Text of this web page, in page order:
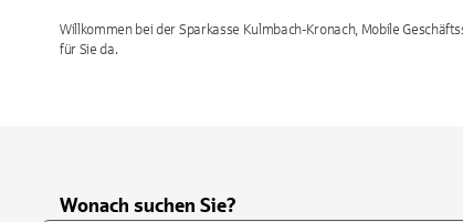
Willkommen bei der Sparkasse Kulmbach-Kronach, Mobile
für Sie da.
Wonach suchen Sie?